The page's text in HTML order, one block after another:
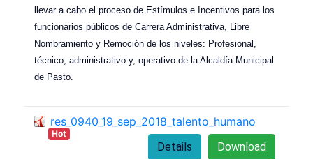
llevar a cabo el proceso de Estímulos e Incentivos para los
funcionarios públicos de Carrera Administrativa, Libre
Nombramiento y Remoción de los niveles: Profesional,
técnico, administrativo y, operativo de la Alcaldía Municipal
de Pasto.
res_0940_19_sep_2018_talento_humano
Hot
Download
Details